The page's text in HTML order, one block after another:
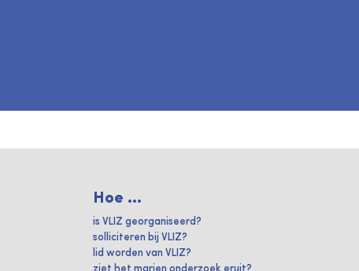
Hoe ...
is VLIZ georganiseerd?
solliciteren bij VLIZ?
lid worden van VLIZ?
ziet het marien onderzoek eruit?